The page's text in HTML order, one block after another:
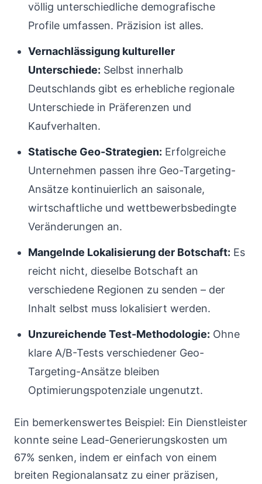
völlig unterschiedliche demografische
Profile umfassen. Präzision ist alles.
Vernachlässigung kultureller
Unterschiede: Selbst innerhalb
Deutschlands gibt es erhebliche regionale
Unterschiede in Präferenzen und
Kaufverhalten.
Statische Geo-Strategien: Erfolgreiche
Unternehmen passen ihre Geo-Targeting-
Ansätze kontinuierlich an saisonale,
wirtschaftliche und wettbewerbsbedingte
Veränderungen an.
Mangelnde Lokalisierung der Botschaft: Es
reicht nicht, dieselbe Botschaft an
verschiedene Regionen zu senden – der
Inhalt selbst muss lokalisiert werden.
Unzureichende Test-Methodologie: Ohne
klare A/B-Tests verschiedener Geo-
Targeting-Ansätze bleiben
Optimierungspotenziale ungenutzt.
Ein bemerkenswertes Beispiel: Ein Dienstleister
konnte seine Lead-Generierungskosten um
67% senken, indem er einfach von einem
breiten Regionalansatz zu einer präzisen,